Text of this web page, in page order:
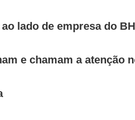
lado de empresa do
e chamam a atenção